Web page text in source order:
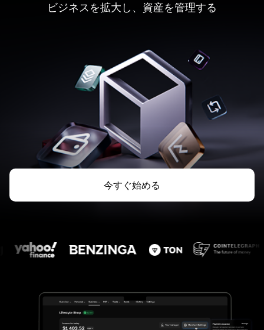
ビジネスを拡大し、資産を管理する
今すぐ始める